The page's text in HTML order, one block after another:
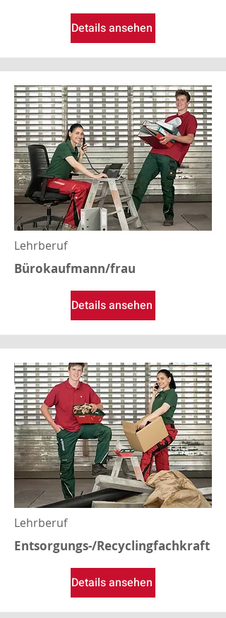
Details ansehen
Lehrberuf
Bürokaufmann/frau
Details ansehen
Lehrberuf
Entsorgungs-/Recyclingfachkraft
Details ansehen